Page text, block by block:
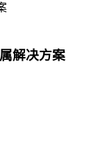
解决方案